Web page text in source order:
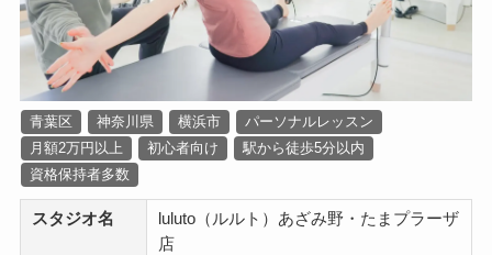
青葉区 神奈川県 横浜市
パーソナルレッスン
月額2万円以上
初心者向け
駅から徒歩5分以内
資格保持者多数
スタジオ名
luluto（ルルト）あざみ野・たまプラーザ
店